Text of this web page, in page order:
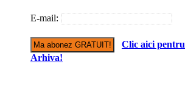
E-mail:
Clic aici pentru
Arhiva!